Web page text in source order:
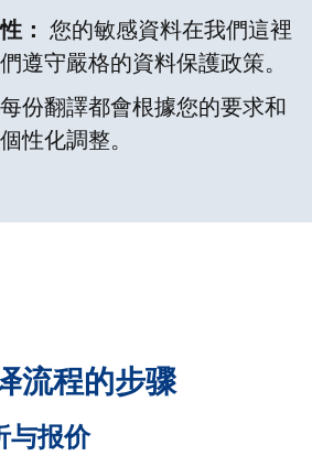
： 您的敏感資料在我們這裡
遵守嚴格的資料保護政策。
每份翻譯都會根據您的要求和
性化調整。
流程的步骤
与报价